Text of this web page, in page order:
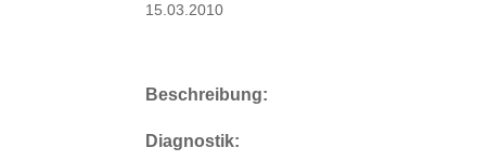
15.03.2010
Beschreibung:
Diagnostik: